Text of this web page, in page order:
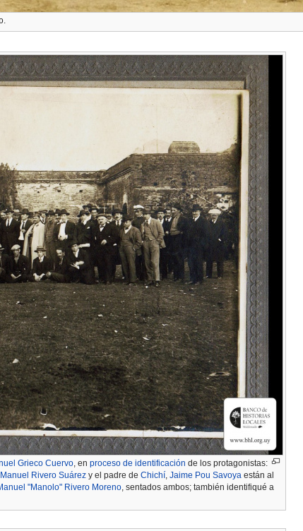
Grieco Cuervo , en proceso de identificación de los protagonistas:
Manuel Rivero Suárez y el padre de Chichí Jaime Pou Savoya están al
"Manolo" Rivero Moreno , sentados ambos; también identifiqué a